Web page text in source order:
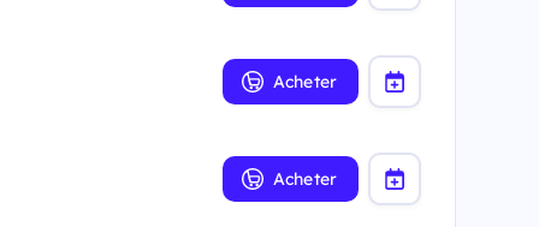
Acheter
Acheter